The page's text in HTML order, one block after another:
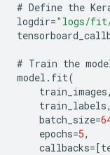
# Define the
logdir="logs/
# Train the
model . fit(
train_images,
train_labels,
batch_size=
epochs=5,
callbacks=[